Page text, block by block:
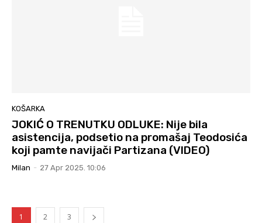
KOŠARKA
JOKIĆ O TRENUTKU ODLUKE: Nije bila
asistencija, podsetio na promašaj Teodosića
koji pamte navijači Partizana (VIDEO)
Milan - 27 Apr 2025. 10:06
1 2 3